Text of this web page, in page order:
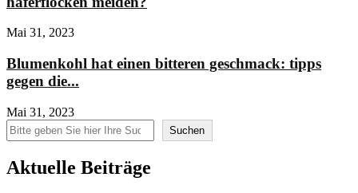
Mai 31, 2023
Blumenkohl hat einen bitteren geschmack: tipps
gegen die...
Mai 31, 2023
Suchen
Suchen
Aktuelle Beiträge